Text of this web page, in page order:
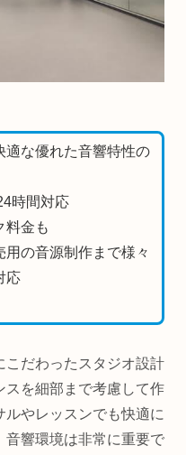
適な優れた音響特性の
時間対応
料金も
用の音源制作まで様々
応
こだわったスタジオ設計
スを細部まで考慮して作
ルやレッスンでも快適に
音響環境は非常に重要で